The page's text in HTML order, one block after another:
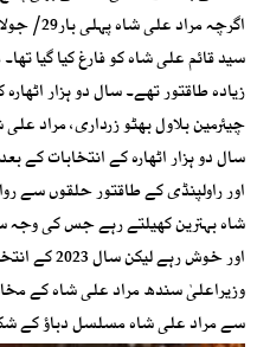
سید قائم علی شاہ کو فارغ کیا گیا
زیادہ طاقتور تھے۔ سال دو ہزار
چیئرمین بلاول بھٹو زرداری، مراد
سال دو ہزار اٹھارہ کے انتخابات کے
اور راولپنڈی کے طاقتور حلقوں سے
شاہ بہترین کھیلتے رہے جس کی
اور خوش
وزیراعلیٰ سندھ مراد علی شاہ
سے مراد علی شاہ مسلسل دباؤ کے